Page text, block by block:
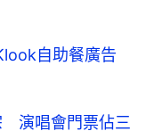
自助餐廣告
演唱會門票佔三